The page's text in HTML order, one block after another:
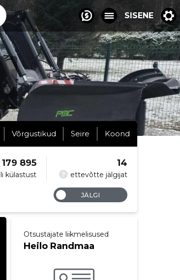
SISENE
Võrgustikud Seire Koond
külastust
179 895
? ettevõtte jälgijat
14
JÄLGI
Otsustajate liikmelisused
Heilo Randmaa